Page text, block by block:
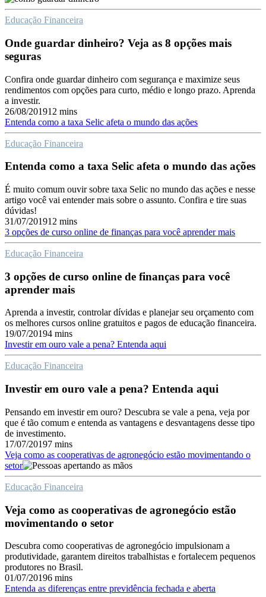
Educação Financeira
Onde guardar dinheiro? Veja as 8 opções mais
seguras
Confira onde guardar dinheiro com segurança e maximize seus
rendimentos com opções para curto, médio e longo prazo. Aprenda
a investir.
26/08/201912 mins
Entenda como a taxa Selic afeta o mundo das ações
Educação Financeira
Entenda como a taxa Selic afeta o mundo das ações
É muito comum ouvir sobre taxa Selic no mundo das ações e nesse
artigo você vai entender mais sobre o assunto. Confira e tire suas
dúvidas!
31/07/201912 mins
3 opções de curso online de finanças para você aprender mais
Educação Financeira
3 opções de curso online de finanças para você
aprender mais
Aprenda a investir, controlar dívidas e planejar seu orçamento com
os melhores cursos online gratuitos e pagos de educação financeira.
19/07/20194 mins
Investir em ouro vale a pena? Entenda aqui
Educação Financeira
Investir em ouro vale a pena? Entenda aqui
Pensando em investir em ouro? Descubra se vale a pena, veja por
que é tão comum e entenda as vantagens e desvantagens desse tipo
de investimento.
17/07/20197 mins
Veja como as cooperativas de agronegócio estão movimentando o
setor
Educação Financeira
Veja como as cooperativas de agronegócio estão
movimentando o setor
Descubra como cooperativas de agronegócio impulsionam a
produtividade, garantem direitos trabalhistas e fortalecem pequenos
produtores no Brasil.
01/07/20196 mins
Entenda as diferenças entre previdência fechada e aberta